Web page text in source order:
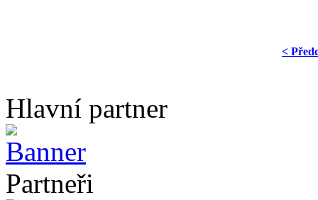
<
Hlavní partner
Partneři